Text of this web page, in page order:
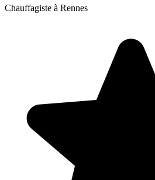
Chauffagiste à Rennes